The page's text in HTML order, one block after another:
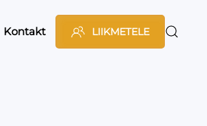
Kontakt LIIKMETELE